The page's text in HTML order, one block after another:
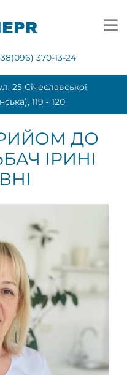
370-13-24
25 Січеславської
119 ‑ 120
ДО
ІРИНІ